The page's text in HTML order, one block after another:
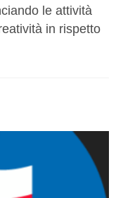
le attività
in rispetto